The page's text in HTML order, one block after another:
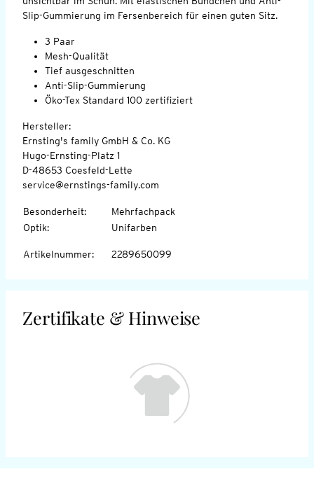
Slip-Gummierung im Fersenbereich für einen guten Sitz.
3 Paar
Mesh-Qualität
Tief ausgeschnitten
Anti-Slip-Gummierung
Öko-Tex Standard 100 zertifiziert
Hersteller:
Ernsting's family GmbH & Co. KG
Hugo-Ernsting-Platz 1
D-48653 Coesfeld-Lette
service@ernstings-family.com
Besonderheit:
Mehrfachpack
Optik: Unifarben
Artikelnummer: 2289650099
Zertifikate & Hinweise